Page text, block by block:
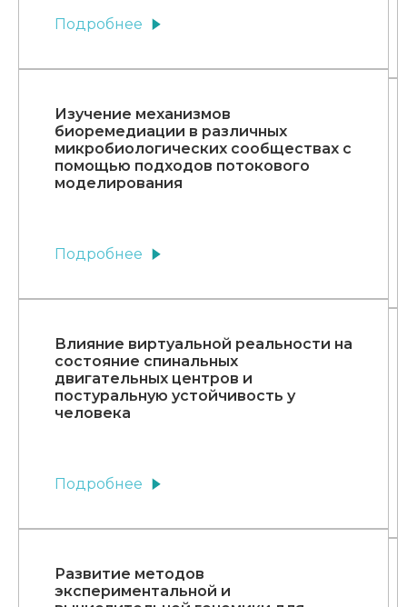
Подробнее
Изучение механизмов
биоремедиации в различных
микробиологических сообществах с
помощью подходов потокового
моделирования
Подробнее
Влияние виртуальной реальности на
состояние спинальных
двигательных центров и
постуральную устойчивость у
человека
Подробнее
Развитие методов
экспериментальной и